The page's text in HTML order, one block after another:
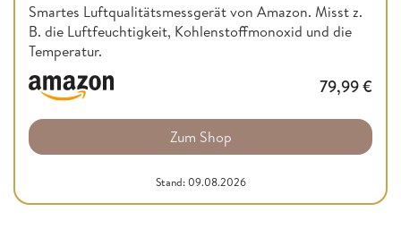
Smartes Luftqualitätsmessgerät von Amazon. Misst z.
B. die Luftfeuchtigkeit, Kohlenstoffmonoxid und die
Temperatur.
79,99€
Zum Shop
Stand: 09.08.2026